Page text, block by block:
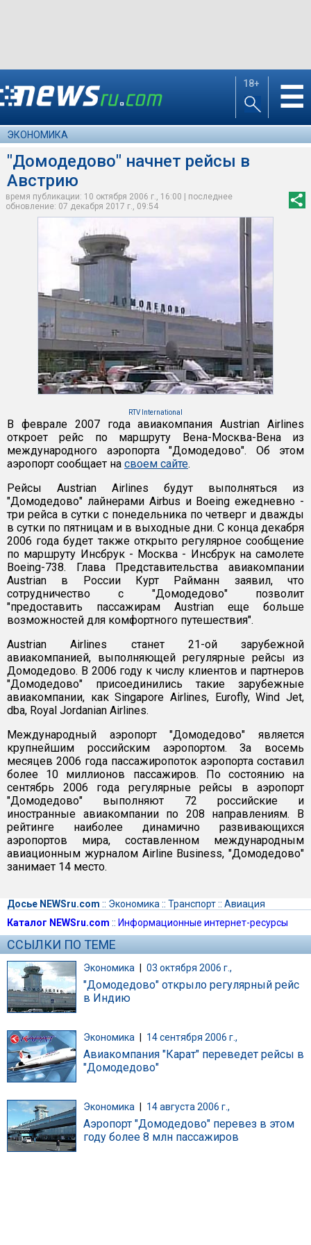
18+ ☰
ЭКОНОМИКА
"Домодедово" начнет рейсы в
Австрию
время публикации: 10 октября 2006 г., 16:00 | последнее
обновление: 07 декабря 2017 г., 09:54
RTV International
В феврале 2007 года авиакомпания Austrian Airlines
откроет рейс по маршруту Вена-Москва-Вена из
международного аэропорта "Домодедово". Об этом
аэропорт сообщает на своем сайте.
Рейсы Austrian Airlines будут выполняться из
"Домодедово" лайнерами Airbus и Boeing ежедневно -
три рейса в сутки с понедельника по четверг и дважды
в сутки по пятницам и в выходные дни. С конца декабря
2006 года будет также открыто регулярное сообщение
по маршруту Инсбрук - Москва - Инсбрук на самолете
Boeing-738. Глава Представительства авиакомпании
Austrian в России Курт Райманн заявил, что
сотрудничество с "Домодедово" позволит
"предоставить пассажирам Austrian еще больше
возможностей для комфортного путешествия".
Austrian Airlines станет 21-ой зарубежной
авиакомпанией, выполняющей регулярные рейсы из
Домодедово. В 2006 году к числу клиентов и партнеров
"Домодедово" присоединились такие зарубежные
авиакомпании, как Singapore Airlines, Eurofly, Wind Jet,
dba, Royal Jordanian Airlines.
Международный аэропорт "Домодедово" является
крупнейшим российским аэропортом. За восемь
месяцев 2006 года пассажиропоток аэропорта составил
более 10 миллионов пассажиров. По состоянию на
сентябрь 2006 года регулярные рейсы в аэропорт
"Домодедово" выполняют 72 российские и
иностранные авиакомпании по 208 направлениям. В
рейтинге наиболее динамично развивающихся
аэропортов мира, составленном международным
авиационным журналом Airline Business, "Домодедово"
занимает 14 место.
Досье NEWSru.com :: Экономика :: Транспорт:: Авиация
Каталог NEWSru.com :: Информационные интернет-ресурсы
ССЫЛКИ ПО ТЕМЕ
Экономика | 03 октября 2006 г.,
"Домодедово" открыло регулярный рейс
в Индию
Экономика 14 сентября 2006 г.,
Авиакомпания "Карат" переведет рейсы в
"Домодедово"
Экономика 14 августа 2006 г.,
Аэропорт "Домодедово" перевез в этом
году более 8 млн пассажиров